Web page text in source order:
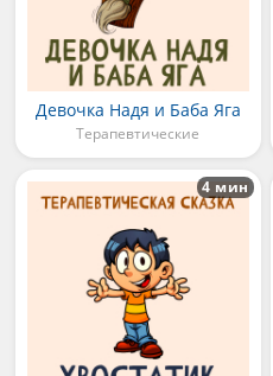
Девочка Надя и Баба Яга
Терапевтические
4 мин